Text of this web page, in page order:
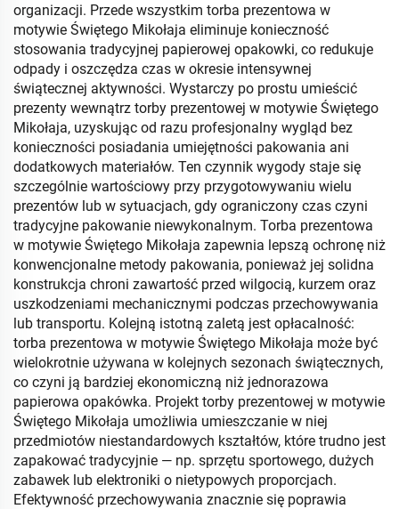
organizacji. Przede wszystkim torba prezentowa w
motywie Świętego Mikołaja eliminuje konieczność
stosowania tradycyjnej papierowej opakowki, co redukuje
odpady i oszczędza czas w okresie intensywnej
świątecznej aktywności. Wystarczy po prostu umieścić
prezenty wewnątrz torby prezentowej w motywie Świętego
Mikołaja, uzyskując od razu profesjonalny wygląd bez
konieczności posiadania umiejętności pakowania ani
dodatkowych materiałów. Ten czynnik wygody staje się
szczególnie wartościowy przy przygotowywaniu wielu
prezentów lub w sytuacjach, gdy ograniczony czas czyni
tradycyjne pakowanie niewykonalnym. Torba prezentowa
w motywie Świętego Mikołaja zapewnia lepszą ochronę niż
konwencjonalne metody pakowania, ponieważ jej solidna
konstrukcja chroni zawartość przed wilgocią, kurzem oraz
uszkodzeniami mechanicznymi podczas przechowywania
lub transportu. Kolejną istotną zaletą jest opłacalność:
torba prezentowa w motywie Świętego Mikołaja może być
wielokrotnie używana w kolejnych sezonach świątecznych,
co czyni ją bardziej ekonomiczną niż jednorazowa
papierowa opakówka. Projekt torby prezentowej w motywie
Świętego Mikołaja umożliwia umieszczanie w niej
przedmiotów niestandardowych kształtów, które trudno jest
zapakować tradycyjnie — np. sprzętu sportowego, dużych
zabawek lub elektroniki o nietypowych proporcjach.
Efektywność przechowywania znacznie się poprawia